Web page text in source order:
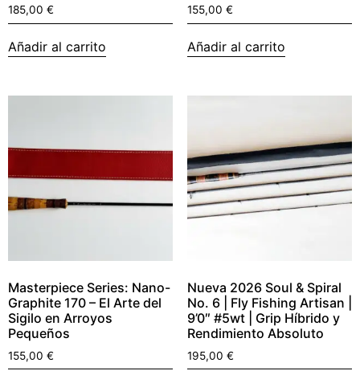
185,00 €
Añadir al carrito
155,00 €
Añadir al carrito
Masterpiece Series: Nano-
Graphite 170 – El Arte del
Sigilo en Arroyos
Pequeños
155,00 €
Nueva 2026 Soul & Spiral
No. 6 | Fly Fishing Artisan |
9’0″ #5wt | Grip Híbrido y
Rendimiento Absoluto
195,00 €